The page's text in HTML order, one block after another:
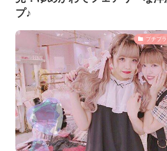
プ♪
プチプ